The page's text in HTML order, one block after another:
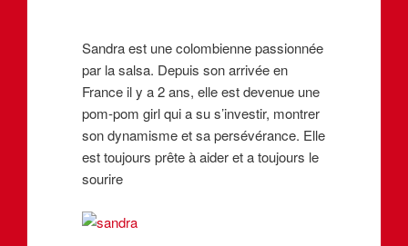
Sandra est une colombienne passionnée
par la salsa. Depuis son arrivée en
France il y a 2 ans, elle est devenue une
pom-pom girl qui a su s’investir, montrer
son dynamisme et sa persévérance. Elle
est toujours prête à aider et a toujours le
sourire